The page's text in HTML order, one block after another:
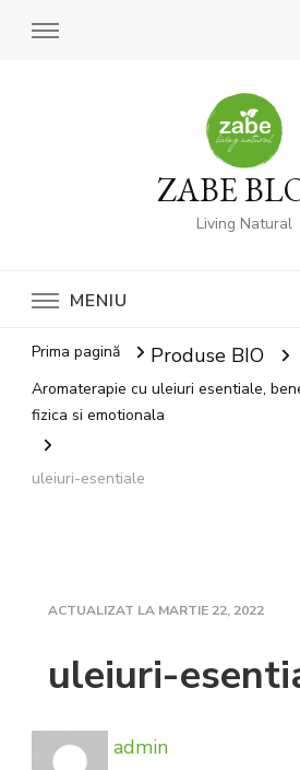
ZABE
Living Natural
MENIU
Prima pagină Produse BIO
Aromaterapie cu uleiuri esentiale,
fizica si emotionala
uleiuri-esentiale
ACTUALIZAT LA MARTIE 22, 2022
uleiuri-
admin